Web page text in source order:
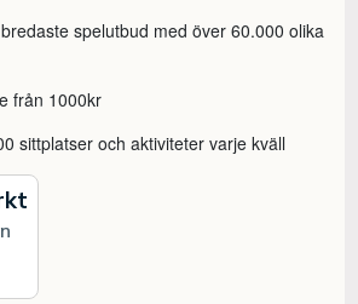
spelutbud med över 60.000 olika
från 1000kr
sittplatser och aktiviteter varje kväll